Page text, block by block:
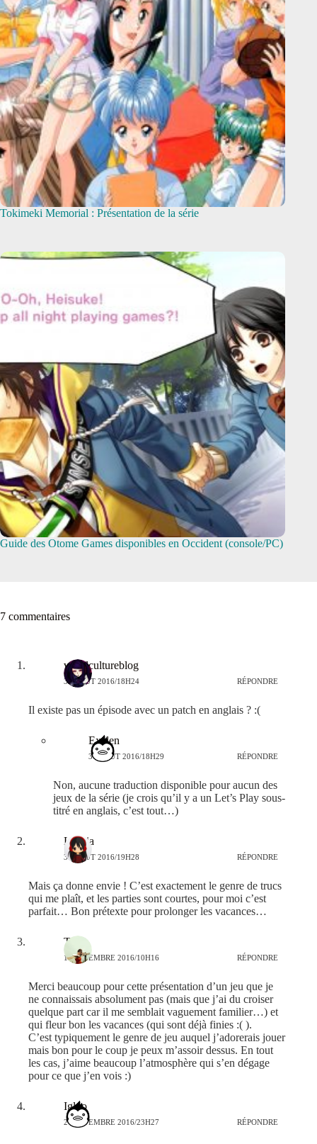
Tokimeki Memorial : Présentation de la série
Guide des Otome Games disponibles en Occident (console/PC)
7 commentaires
voxelcultureblog
31 AOÛT 2016/18H24 RÉPONDRE
Il existe pas un épisode avec un patch en anglais ? :(
Exelen
31 AOÛT 2016/18H29 RÉPONDRE
Non, aucune traduction disponible pour aucun des
jeux de la série (je crois qu’il y a un Let’s Play sous-
titré en anglais, c’est tout…)
Leticia
31 AOÛT 2016/19H28 RÉPONDRE
Mais ça donne envie ! C’est exactement le genre de trucs
qui me plaît, et les parties sont courtes, pour moi c’est
parfait… Bon prétexte pour prolonger les vacances…
Tama
1 SEPTEMBRE 2016/10H16 RÉPONDRE
Merci beaucoup pour cette présentation d’un jeu que je
ne connaissais absolument pas (mais que j’ai du croiser
quelque part car il me semblait vaguement familier…) et
qui fleur bon les vacances (qui sont déjà finies :( ).
C’est typiquement le genre de jeu auquel j’adorerais jouer
mais bon pour le coup je peux m’assoir dessus. En tout
les cas, j’aime beaucoup l’atmosphère qui s’en dégage
pour ce que j’en vois :)
Igloo
2 SEPTEMBRE 2016/23H27 RÉPONDRE